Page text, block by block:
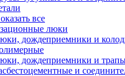
все
люки
дождеприемники и
дождеприемники и
и